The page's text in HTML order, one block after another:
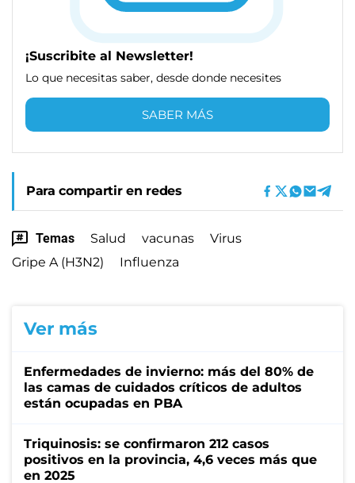
¡Suscribite al Newsletter!
Lo que necesitas saber, desde donde necesites
SABER MÁS
Para compartir en redes
Temas Salud vacunas
Virus
Gripe A (H3N2)
Influenza
Ver más
Enfermedades de invierno: más del 80% de
las camas de cuidados críticos de adultos
están ocupadas en PBA
Triquinosis: se confirmaron 212 casos
positivos en la provincia, 4,6 veces más que
en 2025